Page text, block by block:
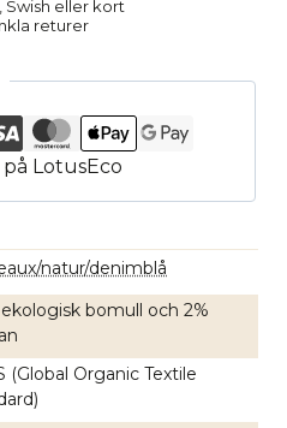
Swish eller kort
returer
natur/denimblå
bomull och 2%
(Global Organic Textile